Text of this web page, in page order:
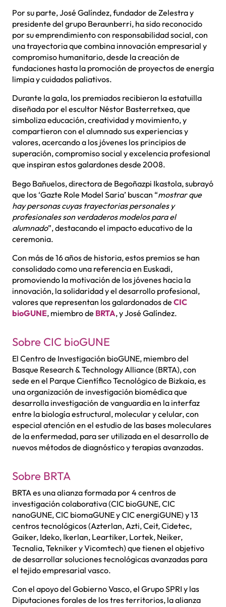
Por su parte, José Galíndez, fundador de Zelestra y
presidente del grupo Beraunberri, ha sido reconocido
por su emprendimiento con responsabilidad social, con
una trayectoria que combina innovación empresarial y
compromiso humanitario, desde la creación de
fundaciones hasta la promoción de proyectos de energía
limpia y cuidados paliativos.
Durante la gala, los premiados recibieron la estatuilla
diseñada por el escultor Néstor Basterretxea, que
simboliza educación, creatividad y movimiento, y
compartieron con el alumnado sus experiencias y
valores, acercando a los jóvenes los principios de
superación, compromiso social y excelencia profesional
que inspiran estos galardones desde 2008.
Bego Bañuelos, directora de Begoñazpi Ikastola, subrayó
que los ‘Gazte Role Model Saria’ buscan “mostrar que
hay personas cuyas trayectorias personales y
profesionales son verdaderos modelos para el
alumnado”, destacando el impacto educativo de la
ceremonia.
Con más de 16 años de historia, estos premios se han
consolidado como una referencia en Euskadi,
promoviendo la motivación de los jóvenes hacia la
innovación, la solidaridad y el desarrollo profesional,
valores que representan los galardonados de CIC
bioGUNE, miembro de BRTA, y José Galíndez.
Sobre CIC bioGUNE
El Centro de Investigación bioGUNE, miembro del
Basque Research & Technology Alliance (BRTA), con
sede en el Parque Científico Tecnológico de Bizkaia, es
una organización de investigación biomédica que
desarrolla investigación de vanguardia en la interfaz
entre la biología estructural, molecular y celular, con
especial atención en el estudio de las bases moleculares
de la enfermedad, para ser utilizada en el desarrollo de
nuevos métodos de diagnóstico y terapias avanzadas.
Sobre BRTA
BRTA es una alianza formada por 4 centros de
investigación colaborativa (CIC bioGUNE, CIC
nanoGUNE, CIC biomaGUNE y CIC energiGUNE) y 13
centros tecnológicos (Azterlan, Azti, Ceit, Cidetec,
Gaiker, Ideko, Ikerlan, Leartiker, Lortek, Neiker,
Tecnalia, Tekniker y Vicomtech) que tienen el objetivo
de desarrollar soluciones tecnológicas avanzadas para
el tejido empresarial vasco.
Con el apoyo del Gobierno Vasco, el Grupo SPRI y las
Diputaciones forales de los tres territorios, la alianza